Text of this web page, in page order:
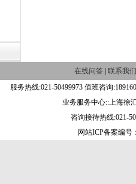
在线问答
联系我们
服务热线:021-50499973 值班咨询
业务服务中心::上海徐
咨询接待热线:021-
网站ICP备案编号